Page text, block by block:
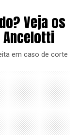
Veja os
em caso de corte